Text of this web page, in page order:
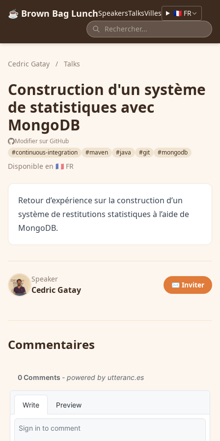
☕ Brown Bag LunchSpeakersTalksVilles 🇫🇷 FR
Cedric Gatay / Talks
Construction d'un système
de statistiques avec
MongoDB
Modifier sur GitHub
#continuous-integration
#maven #java #git #mongodb
Disponible en 🇫🇷 FR
Retour d’expérience sur la construction d’un
système de restitutions statistiques à l’aide de
MongoDB.
Speaker
Cedric Gatay ✉️ Inviter
Commentaires